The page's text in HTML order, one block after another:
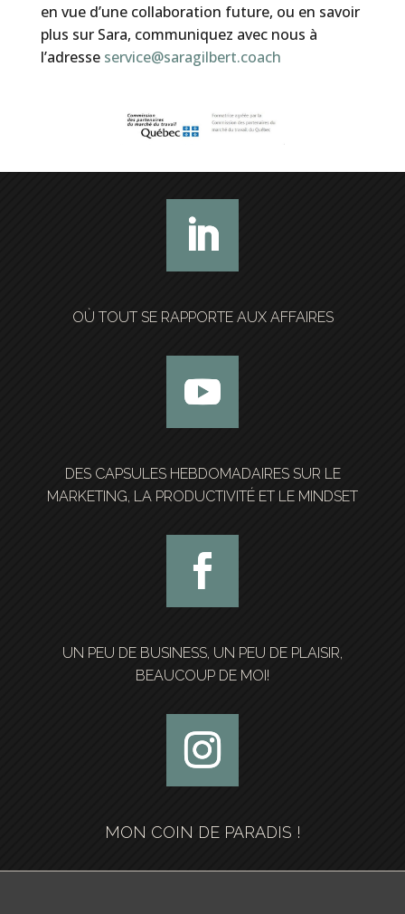
en vue d’une collaboration future, ou en savoir
plus sur Sara, communiquez avec nous à
l’adresse service@saragilbert.coach
OÙ TOUT SE RAPPORTE AUX AFFAIRES
DES CAPSULES HEBDOMADAIRES SUR LE
MARKETING, LA PRODUCTIVITÉ ET LE MINDSET
UN PEU DE BUSINESS, UN PEU DE PLAISIR,
BEAUCOUP DE MOI!
MON COIN DE PARADIS !